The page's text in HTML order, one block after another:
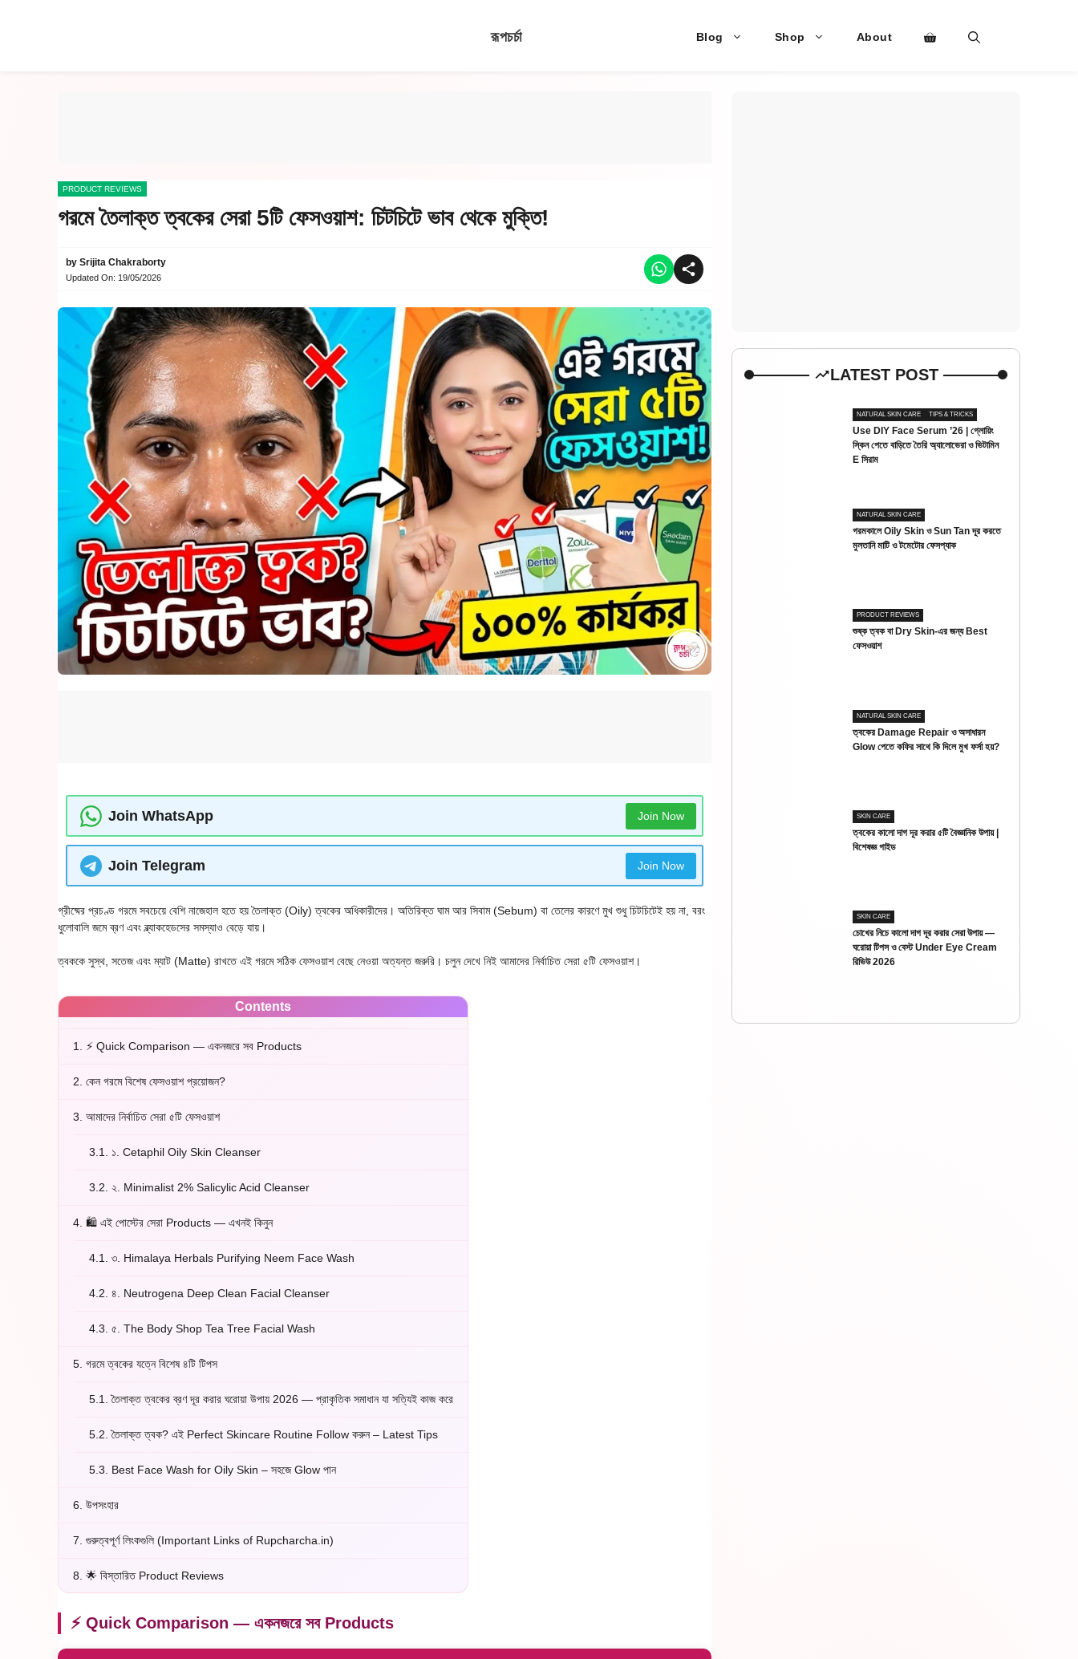
রূপচর্চা Blog Shop About
PRODUCT REVIEWS
গরমে তৈলাক্ত ত্বকের সেরা 5টি ফেসওয়াশ: চিটচিটে ভাব থেকে মুক্তি!
by Srijita Chakraborty
Updated On: 19/05/2026
Join WhatsApp Join Now
Join Telegram Join Now
গ্রীষ্মের প্রচণ্ড গরমে সবচেয়ে বেশি নাজেহাল হতে হয় তৈলাক্ত (Oily) ত্বকের অধিকারীদের। অতিরিক্ত ঘাম আর সিবাম (Sebum) বা তেলের কারণে মুখ শুধু চিটচিটেই হয় না, বরং
ধুলোবালি জমে ব্রণ এবং ব্ল্যাকহেডসের সমস্যাও বেড়ে যায়।
ত্বককে সুস্থ, সতেজ এবং ম্যাট (Matte) রাখতে এই গরমে সঠিক ফেসওয়াশ বেছে নেওয়া অত্যন্ত জরুরি। চলুন দেখে নিই আমাদের নির্বাচিত সেরা ৫টি ফেসওয়াশ।
Contents
1. ⚡ Quick Comparison — একনজরে সব Products
2. কেন গরমে বিশেষ ফেসওয়াশ প্রয়োজন?
3. আমাদের নির্বাচিত সেরা ৫টি ফেসওয়াশ
3.1. ১. Cetaphil Oily Skin Cleanser
3.2. ২. Minimalist 2% Salicylic Acid Cleanser
4. 🛍️ এই পোস্টের সেরা Products — এখনই কিনুন
4.1. ৩. Himalaya Herbals Purifying Neem Face Wash
4.2. ৪. Neutrogena Deep Clean Facial Cleanser
4.3. ৫. The Body Shop Tea Tree Facial Wash
5. গরমে ত্বকের যত্নে বিশেষ ৪টি টিপস
5.1. তৈলাক্ত ত্বকের ব্রণ দূর করার ঘরোয়া উপায় 2026 — প্রাকৃতিক সমাধান যা সত্যিই কাজ করে
5.2. তৈলাক্ত ত্বক? এই Perfect Skincare Routine Follow করুন – Latest Tips
5.3. Best Face Wash for Oily Skin – সহজে Glow পান
6. উপসংহার
7. গুরুত্বপূর্ণ লিংকগুলি (Important Links of Rupcharcha.in)
8. 🌟 বিস্তারিত Product Reviews
⚡ Quick Comparison — একনজরে সব Products
LATEST POST
NATURAL SKIN CARE TIPS & TRICKS
Use DIY Face Serum ’26 | গ্লোয়িং
স্কিন পেতে বাড়িতে তৈরি অ্যালোভেরা ও ভিটামিন
E সিরাম
NATURAL SKIN CARE
গরমকালে Oily Skin ও Sun Tan দূর করতে
মুলতানি মাটি ও টমেটোর ফেসপ্যাক
PRODUCT REVIEWS
শুষ্ক ত্বক বা Dry Skin-এর জন্য Best
ফেসওয়াশ
NATURAL SKIN CARE
ত্বকের Damage Repair ও অসাধারন
Glow পেতে কফির সাথে কি দিলে মুখ ফর্সা হয়?
SKIN CARE
ত্বকের কালো দাগ দূর করার ৫টি বৈজ্ঞানিক উপায় |
বিশেষজ্ঞ গাইড
SKIN CARE
চোখের নিচে কালো দাগ দূর করার সেরা উপায় —
ঘরোয়া টিপস ও বেস্ট Under Eye Cream
রিভিউ 2026